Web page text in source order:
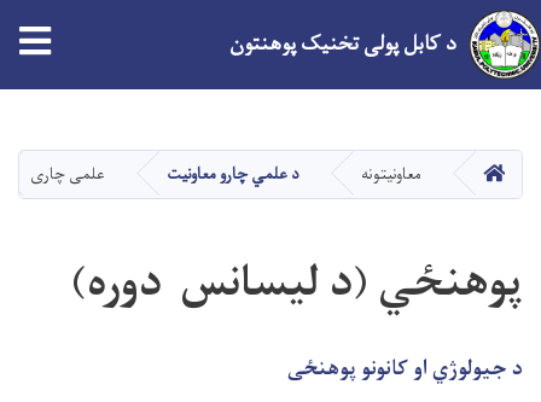
دانګل
د کابل پولی تخنیک پوهنتون
کور معاونیتونه د علمي چارو معاونیت علمی چاری
پوهنځي (د لیسانس دوره)
د جیولوژي او کانونو پوهنځی